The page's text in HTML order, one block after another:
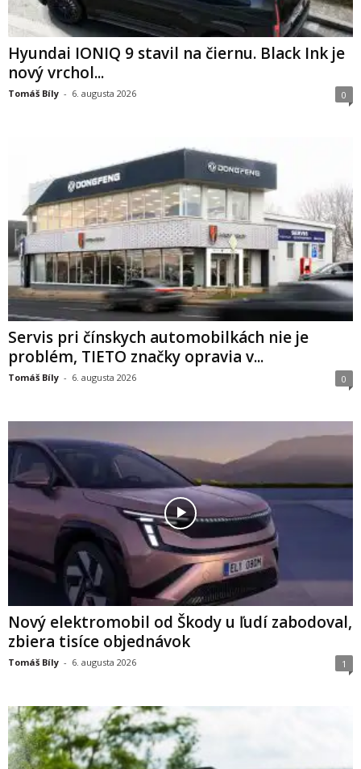
Hyundai IONIQ 9 stavil na čiernu. Black Ink je
nový vrchol...
Tomáš Bíly - 6. augusta 2026 0
Servis pri čínskych automobilkách nie je
problém, TIETO značky opravia v...
Tomáš Bíly - 6. augusta 2026 0
Nový elektromobil od Škody u ľudí zabodoval,
zbiera tisíce objednávok
Tomáš Bíly - 6. augusta 2026 1